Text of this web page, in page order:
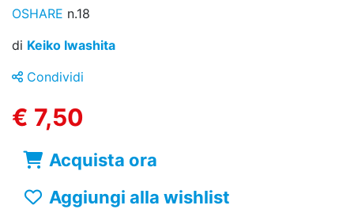
OSHARE n.18
di Keiko Iwashita
Condividi
€ 7,50
Acquista ora
Aggiungi alla wishlist